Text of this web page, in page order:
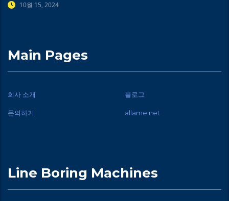
10월 15, 2024
Main Pages
회사 소개 블로그
문의하기 allame.net
Line Boring Machines